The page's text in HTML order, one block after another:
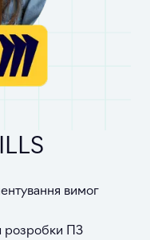
вимог
розробки ПЗ